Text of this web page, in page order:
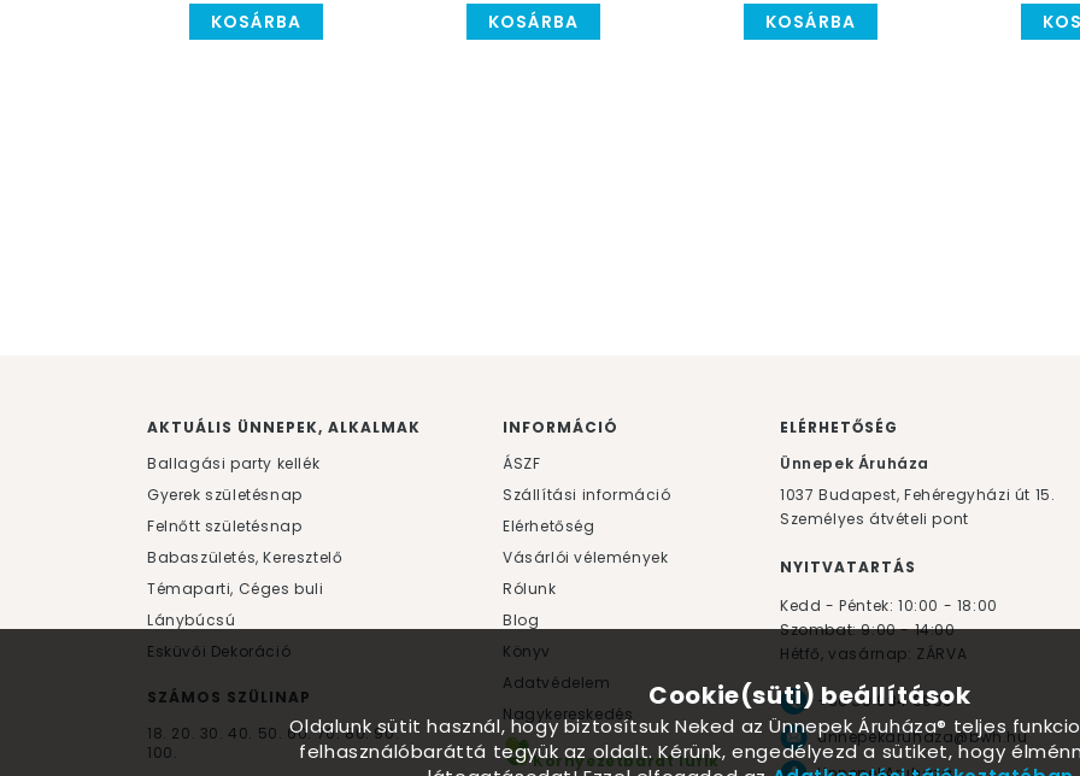
KOSÁRBA
KOSÁRBA
KOSÁRBA
AKTUÁLIS ÜNNEPEK, ALKALMAK
Ballagási party kellék
Gyerek születésnap
Felnőtt születésnap
Babaszületés, Keresztelő
Témaparti, Céges buli
Lánybúcsú
Esküvői Dekoráció
SZÁMOS SZÜLINAP
18. 20. 30. 40. 50. 60.70.80.90.
100.
INFORMÁCIÓ
ÁSZF
Szállítási információ
Elérhetőség
Vásárlói vélemények
Rólunk
Blog
Könyv
Adatvédelem
Nagykereskedés
Környezetbarát lufik
ELÉRHETŐSÉG
Ünnepek Áruháza
1037 Budapest, Fehéregyházi út 15.
Személyes átvételi pont
NYITVATARTÁS
Kedd - Péntek: 10:00 - 18:00
Szombat: 9:00 - 14:00
Hétfő, vasárnap: ZÁRVA
+36 30 984 6955
unnepekaruhaza@bwh.hu
Cookie(süti) beállítások
Oldalunk sütit használ, hogy biztosítsuk Neked az Ünnepek Áruháza® teljes
felhasználóbaráttá tegyük az oldalt. Kérünk, engedélyezd a sütiket, hogy